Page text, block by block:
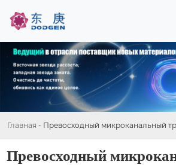
Главная - Превосходный микроканальный
Превосходный